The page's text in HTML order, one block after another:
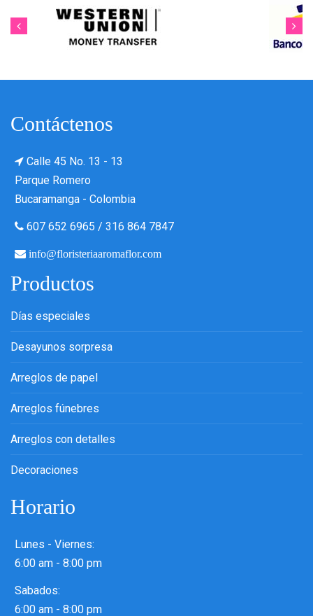
Contáctenos
Calle 45 No. 13 - 13
Parque Romero
Bucaramanga - Colombia
607 652 6965 / 316 864 7847
info@floristeriaaromaflor.com
Productos
Días especiales
Desayunos sorpresa
Arreglos de papel
Arreglos fúnebres
Arreglos con detalles
Decoraciones
Horario
Lunes - Viernes:
6:00 am - 8:00 pm
Sabados:
6:00 am - 8:00 pm